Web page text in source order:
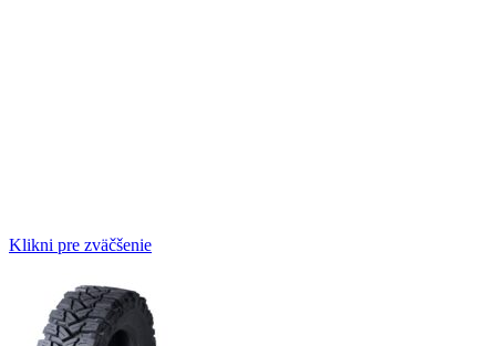
Klikni pre zväčšenie